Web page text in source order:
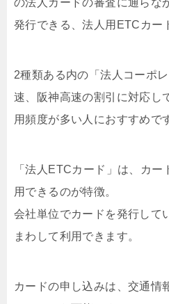
の法人カードの審査に通らな
発行できる、法人用ETCカー
2種類ある内の 「法人コーポ
速、阪神高速の割引 に対応し
用頻度が多い人におすすめで
「法人ETCカード」は、カ
用できるのが特徴。
会社単位でカードを発行して
まわして利用できます。
カードの申し込みは、交通情